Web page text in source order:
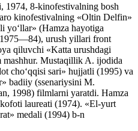
1974, 8-kinofestivalning bosh
kinofestivalning «Oltin Delfin»
yo‘llar» (Hamza hayotiga
urush yillari front
qiluvchi «Katta urushdagi
Mustaqillik A. ijodida
cho‘qqisi sari» hujjatli (1995) va
badiiy (ssenariysini M.
1998) filmlarni yaratdi. Hamza
laureati (1974). «El-yurt
medali (1994) b-n